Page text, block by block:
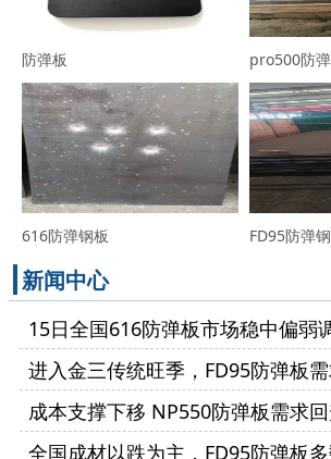
防弹板 pro500防
616防弹钢板 FD95防弹
新闻中心
15日全国616防弹板市场稳中偏弱
进入金三传统旺季，FD95防弹板
逐渐复苏
成本支撑下移 NP550防弹板需求
幅度有限
全国成材以跌为主，FD95防弹板